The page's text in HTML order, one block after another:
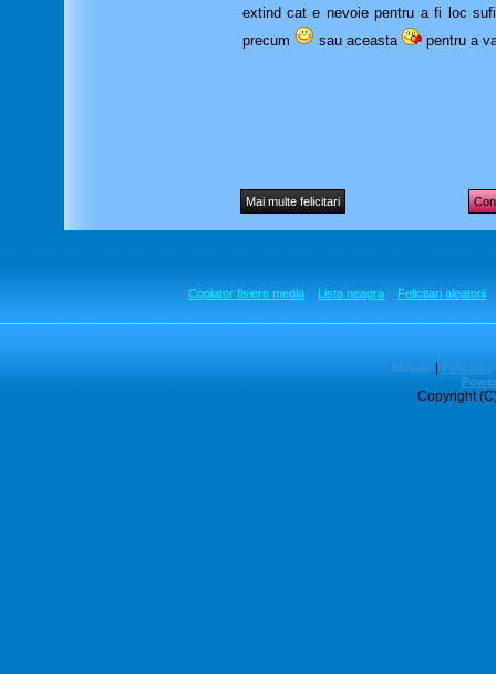
extind cat e nevoie pentru a fi loc
precum
sau aceasta pentru a
Mai multe felicitari
Copiator fisiere media Lista neagra Felicitari aleatorii
Mesaje Felicitari
Copyright